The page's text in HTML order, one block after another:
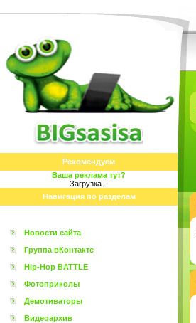
Рекомендуем
Ваша реклама тут?
Загрузка...
Навигация по разделам
Новости сайта
Группа вКонтакте
Hip-Hop BATTLE
Фотоприколы
Демотиваторы
Видеоархив